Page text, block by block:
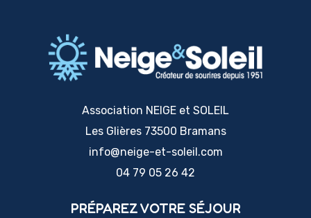
Association NEIGE et SOLEIL
Les Glières 73500 Bramans
info@neige-et-soleil.com
04 79 05 26 42
PRÉPAREZ VOTRE SÉJOUR